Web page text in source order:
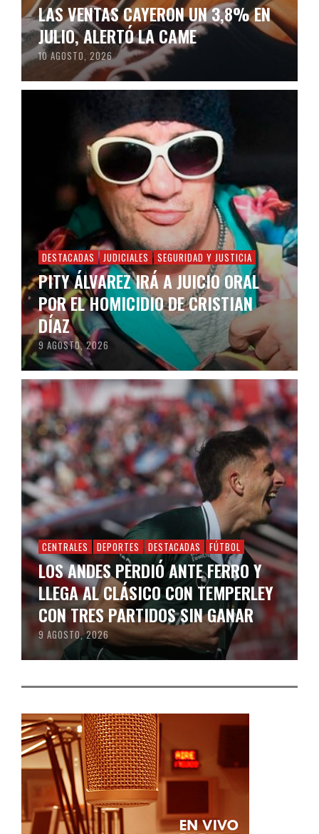
LAS VENTAS CAYERON UN 3,8% EN
JULIO, ALERTÓ LA CAME
10 AGOSTO, 2026
DESTACADAS JUDICIALES SEGURIDAD Y JUSTICIA
PITY ÁLVAREZ IRÁ A JUICIO ORAL
POR EL HOMICIDIO DE CRISTIAN
DÍAZ
9 AGOSTO, 2026
CENTRALES DEPORTES DESTACADAS FÚTBOL
LOS ANDES PERDIÓ ANTE FERRO Y
LLEGA AL CLÁSICO CON TEMPERLEY
CON TRES PARTIDOS SIN GANAR
9 AGOSTO, 2026